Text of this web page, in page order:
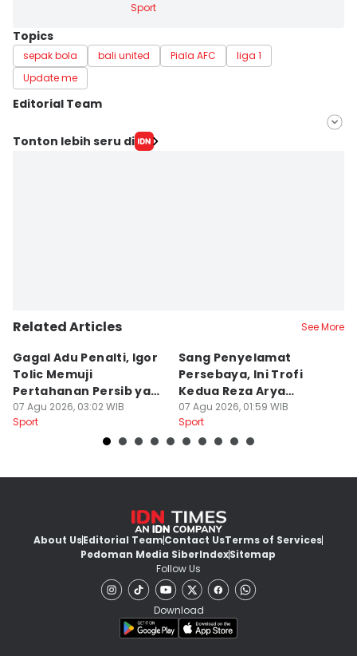
Sport
Topics
sepak bola bali united Piala AFC
liga 1
Update me
Editorial Team
Editor
Tonton lebih seru di
Related Articles See More
Gagal Adu Penalti, Igor
Tolic Memuji
Pertahanan Persib yang
Solid
07 Agu 2026, 03:02 WIB
Sport
Sang Penyelamat
Persebaya, Ini Trofi
Kedua Reza Arya
Bersama Tavares
07 Agu 2026, 01:59 WIB
Sport
About UsEditorial TeamContact UsTerms of Services
Pedoman Media SiberIndexSitemap
Follow Us
Download